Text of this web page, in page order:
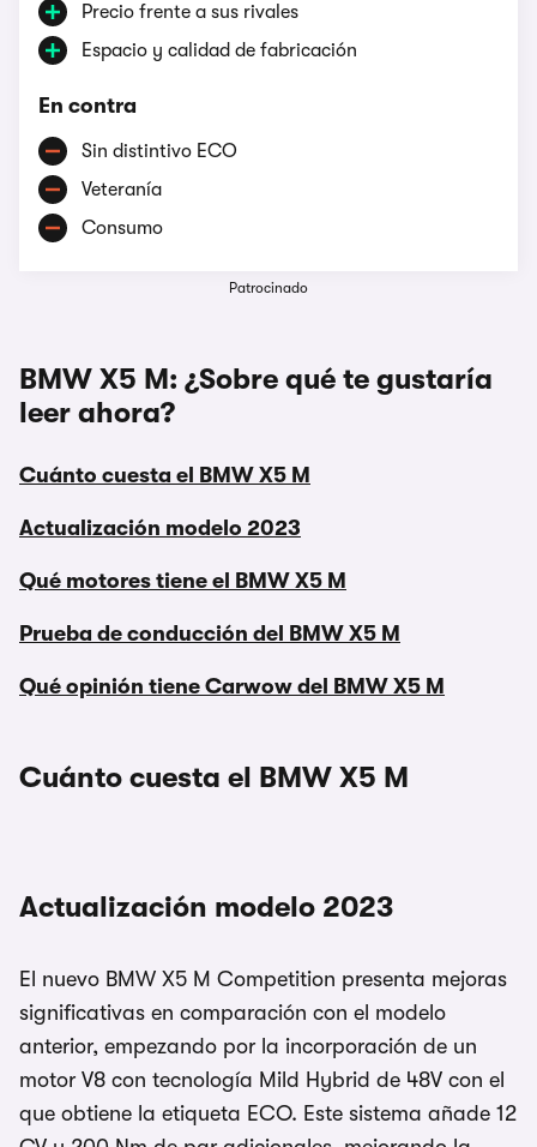
Precio frente a sus rivales
Espacio y calidad de fabricación
En contra
Sin distintivo ECO
Veteranía
Consumo
Patrocinado
BMW X5 M: ¿Sobre qué te gustaría
leer ahora?
Cuánto cuesta el BMW X5 M
Actualización modelo 2023
Qué motores tiene el BMW X5 M
Prueba de conducción del BMW X5 M
Qué opinión tiene Carwow del BMW X5 M
Cuánto cuesta el BMW X5 M
Actualización modelo 2023
El nuevo BMW X5 M Competition presenta mejoras
significativas en comparación con el modelo
anterior, empezando por la incorporación de un
motor V8 con tecnología Mild Hybrid de 48V con el
que obtiene la etiqueta ECO. Este sistema añade 12